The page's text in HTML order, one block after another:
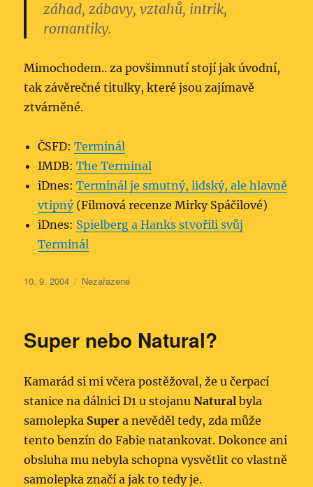
záhad, zábavy, vztahů, intrik,
romantiky.
Mimochodem.. za povšimnutí stojí jak úvodní,
tak závěrečné titulky, které jsou zajímavě
ztvárněné.
ČSFD:Terminál
IMDB:The Terminal
iDnes:Terminál je smutný, lidský, ale hlavně
vtipný(Filmová recenze Mirky Spáčilové)
iDnes: Spielberg a Hanks stvořili svůj
Terminál
Publikováno:
10. 9. 2004 Rubriky:
Nezařazené
Super nebo Natural?
Kamarád si mi včera postěžoval, že u čerpací
stanice na dálnici D1 u stojanuNatural byla
samolepka Super a nevěděl tedy, zda může
tento benzín do Fabie natankovat. Dokonce ani
obsluha mu nebyla schopna vysvětlit co vlastně
samolepka značí a jak to tedy je.